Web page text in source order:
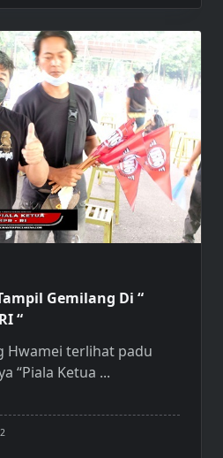
Gemilang Di “
“
Hwamei terlihat padu
“Piala Ketua ...